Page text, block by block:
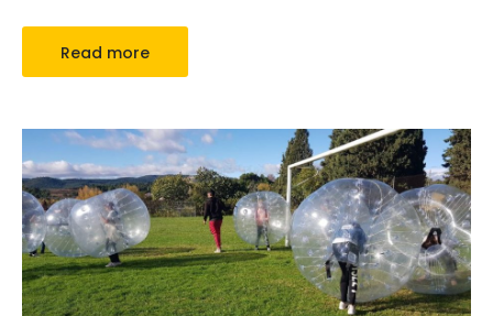
Read more